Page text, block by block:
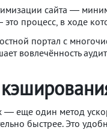
сайта —
процесс, в ходе
портал с
вовлечённость
еще один метод
быстрее. Это